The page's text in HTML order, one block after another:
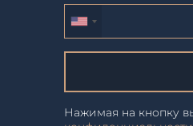
Нажимая на кнопку